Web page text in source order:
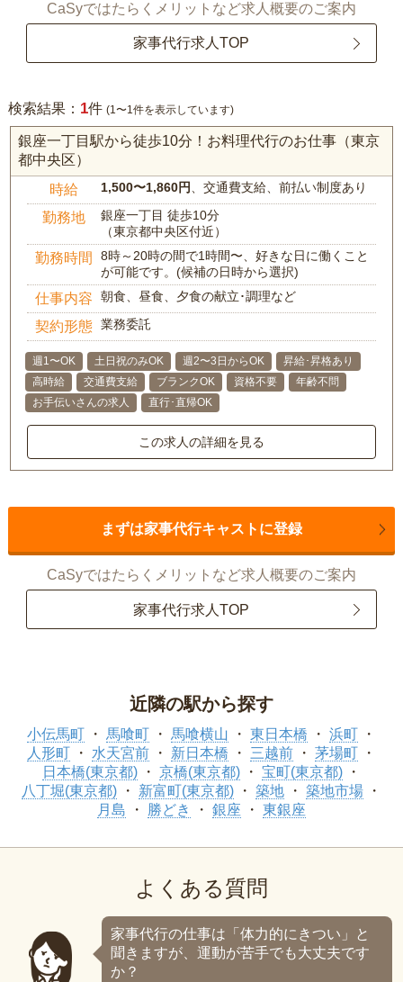
CaSyではたらくメリットなど求人概要のご案内
家事代行求人TOP
検索結果： 1件 (1〜1件を表示しています)
銀座一丁目駅から徒歩10分！お料理代行のお仕事（東京
都中央区）
時給 1,500〜1,860円 、交通費支給、前払い制度あり
勤務地
銀座一丁目 徒歩10分
（東京都中央区付近）
勤務時間
8時～20時の間で1時間〜、好きな日に働くこと
が可能です。(候補の日時から選択)
仕事内容 朝食、昼食、夕食の献立･調理など
契約形態 業務委託
週1〜OK 土日祝のみOK 週2〜3日からOK
昇給･昇格あり
高時給
交通費支給 ブランクOK 資格不要
年齢不問
お手伝いさんの求人
直行･直帰OK
この求人の詳細を見る
まずは家事代行キャストに登録
CaSyではたらくメリットなど求人概要のご案内
家事代行求人TOP
近隣の駅から探す
小伝馬町 馬喰町 馬喰横山 東日本橋
浜町
人形町
水天宮前 新日本橋 三越前
茅場町
日本橋(東京都)
京橋(東京都)
宝町(東京都)
八丁堀(東京都)
新富町(東京都) 築地
築地市場
月島
勝どき 銀座 東銀座
よくある質問
家事代行の仕事は「体力的にきつい」と
聞きますが、運動が苦手でも大丈夫です
か？